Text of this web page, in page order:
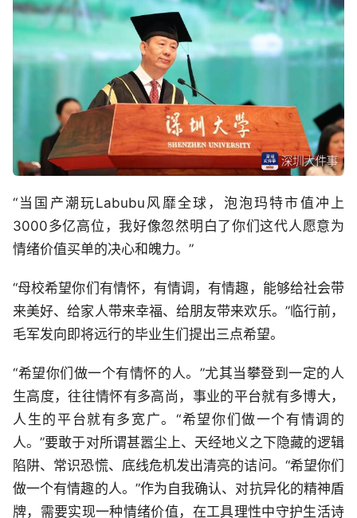
“当国产潮玩Labubu风靡全球，泡泡玛特市值冲上
3000多亿高位，我好像忽然明白了你们这代人愿意为
情绪价值买单的决心和魄力。”
“母校希望你们有情怀，有情调，有情趣，能够给社会带
来美好、给家人带来幸福、给朋友带来欢乐。”临行前，
毛军发向即将远行的毕业生们提出三点希望。
“希望你们做一个有情怀的人。”尤其当攀登到一定的人
生高度，往往情怀有多高尚，事业的平台就有多博大，
人生的平台就有多宽广。“希望你们做一个有情调的
人。”要敢于对所谓甚嚣尘上、天经地义之下隐藏的逻辑
陷阱、常识恐慌、底线危机发出清亮的诘问。“希望你们
做一个有情趣的人。”作为自我确认、对抗异化的精神盾
牌，需要实现一种情绪价值，在工具理性中守护生活诗